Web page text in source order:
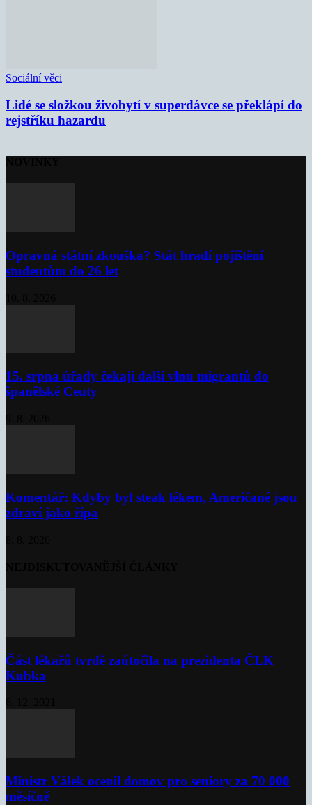
Sociální věci
Lidé se složkou živobytí v superdávce se překlápí do
rejstříku hazardu
Opravná státní zkouška? Stát hradí pojištění
studentům do 26 let
15. srpna úřady čekají další vlnu migrantů do
španělské Ceuty
Komentář: Kdyby byl steak lékem, Američané jsou
zdraví jako řípa
Část lékařů tvrdě zaútočila na prezidenta ČLK
Kubka
Ministr Válek ocenil domov pro seniory za 70 000
měsíčně